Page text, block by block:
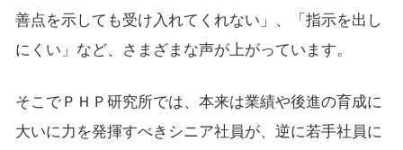
善点を示しても受け入れてくれない」、「指示を出し
にくい」など、さまざまな声が上がっています。
そこでＰＨＰ研究所では、本来は業績や後進の育成に
大いに力を発揮すべきシニア社員が、逆に若手社員に